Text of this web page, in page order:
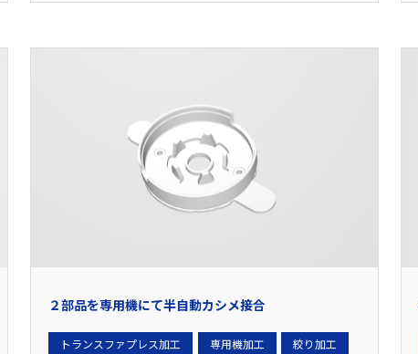
２部品を専用機にて半自動カシメ接合
トランスファプレス加工 専用機加工 絞り加工